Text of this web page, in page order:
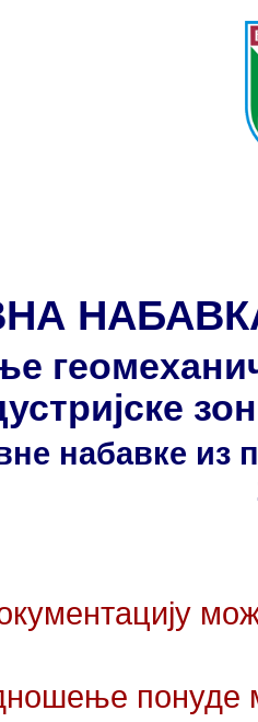
набавке из
понуде